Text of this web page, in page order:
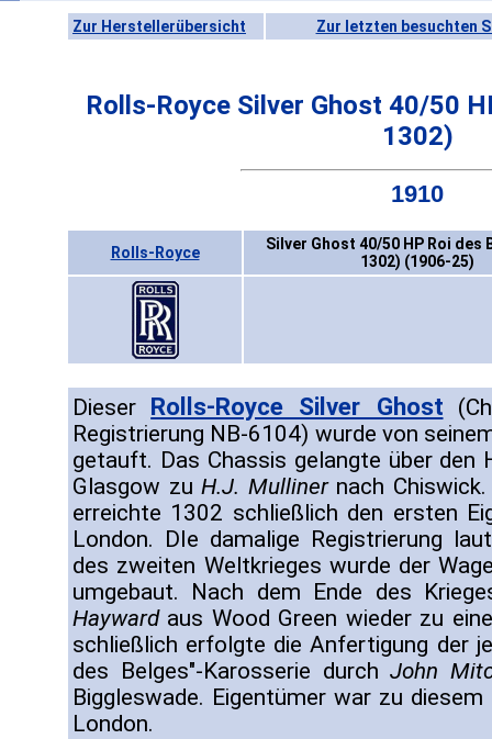
Zur Herstellerübersicht Zur letzten besuchten
Rolls-Royce Silver Ghost 40/50
1302)
1910
Rolls-Royce
Silver Ghost 40/50 HP Roi des
1302) (1906-25)
Dieser Rolls-Royce Silver Ghost
Registrierung NB-6104) wurde von
getauft. Das Chassis gelangte über den
Glasgow zu H.J. Mullinernach Chiswick.
erreichte 1302 schließlich den ersten
London. DIe damalige Registrierung
des zweiten Weltkrieges wurde der
umgebaut. Nach dem Ende des
Haywardaus Wood Green wieder zu
schließlich erfolgte die Anfertigung der
des Belges"-Karosserie durchJohn
Biggleswade. Eigentümer war zu
London.